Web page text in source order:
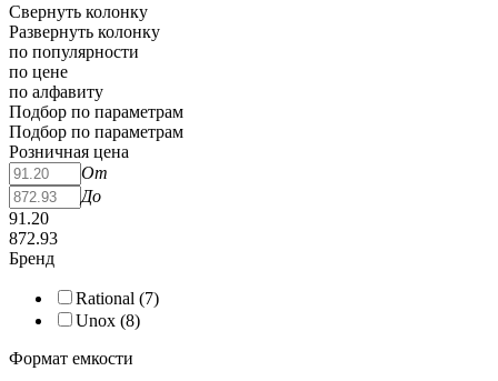
Свернуть колонку
Развернуть колонку
по популярности
по цене
по алфавиту
Подбор по параметрам
Подбор по параметрам
Розничная цена
От
До
91.20
872.93
Бренд
Rational (7)
Unox (8)
Формат емкости